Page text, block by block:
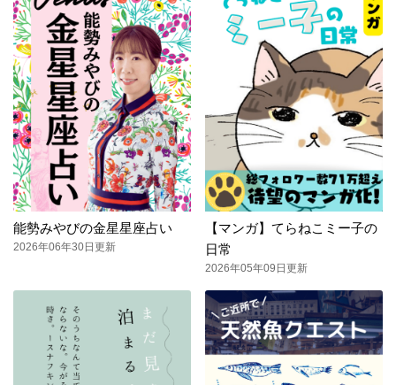
能勢みやびの金星星座占い
2026年06年30日更新
【マンガ】てらねこミー子の
日常
2026年05年09日更新